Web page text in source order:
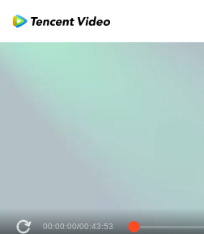
00:00:00/00:43:53